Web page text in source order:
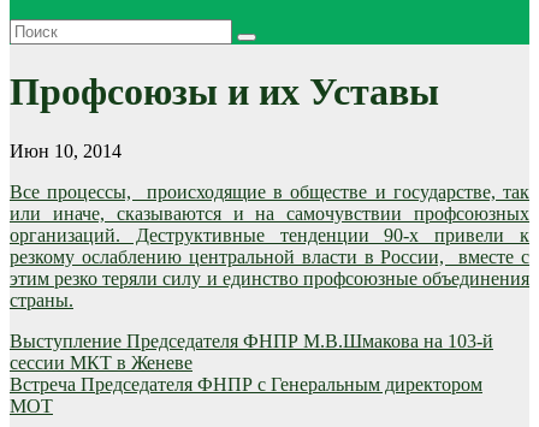
Профсоюзы и их Уставы
Июн 10, 2014
Все процессы, происходящие в обществе и государстве, так
или иначе, сказываются и на самочувствии профсоюзных
организаций. Деструктивные тенденции 90-х привели к
резкому ослаблению центральной власти в России, вместе с
этим резко теряли силу и единство профсоюзные объединения
страны.
Навигация
по
записям
Выступление Председателя ФНПР М.В.Шмакова на 103-й
сессии МКТ в Женеве
Встреча Председателя ФНПР с Генеральным директором
МОТ